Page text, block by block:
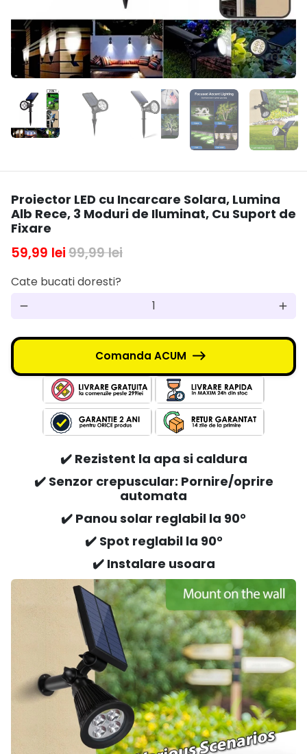
Proiector LED cu Incarcare Solara, Lumina
Alb Rece, 3 Moduri de Iluminat, Cu Suport de
Fixare
59,99 lei99,99 lei
Cate bucati doresti?
remove add
Comanda ACUM
✔️ Rezistent la apa si caldura
✔️ Senzor crepuscular: Pornire/oprire
automata
✔️ Panou solar reglabil la 90°
✔️ Spot reglabil la 90°
✔️ Instalare usoara